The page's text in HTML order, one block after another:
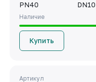
PN40 DN10
Наличие
Купить
Артикул